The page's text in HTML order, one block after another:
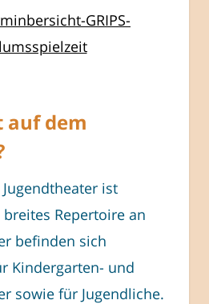
GRIPS-
auf dem
ist
Repertoire an
befinden sich
Kindergarten- und
sowie für Jugendliche.